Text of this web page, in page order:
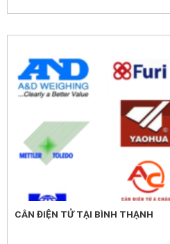
CÂN ĐIỆN TỬ TẠI BÌNH THẠNH